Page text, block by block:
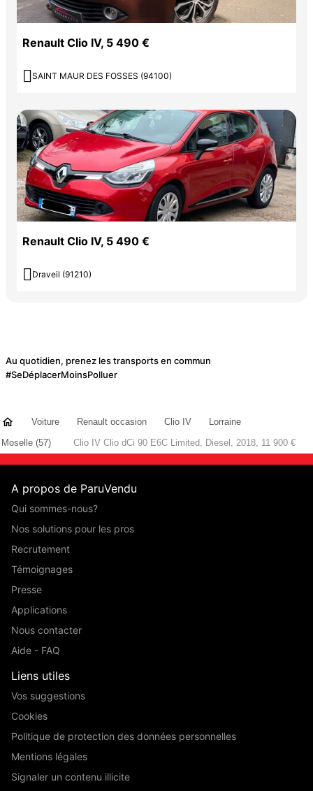
Renault Clio IV, 5 490 €
 SAINT MAUR DES FOSSES (94100)
Renault Clio IV, 5 490 €
 Draveil (91210)
Au quotidien, prenez les transports en commun
#SeDéplacerMoinsPolluer
Voiture Renault occasion Clio IV
Lorraine
Moselle (57)
Clio IV Clio dCi 90 E6C Limited, Diesel, 2018, 11 900 €
A propos de ParuVendu
Qui sommes-nous?
Nos solutions pour les pros
Recrutement
Témoignages
Presse
Applications
Nous contacter
Aide - FAQ
Liens utiles
Vos suggestions
Cookies
Politique de protection des données personnelles
Mentions légales
Signaler un contenu illicite